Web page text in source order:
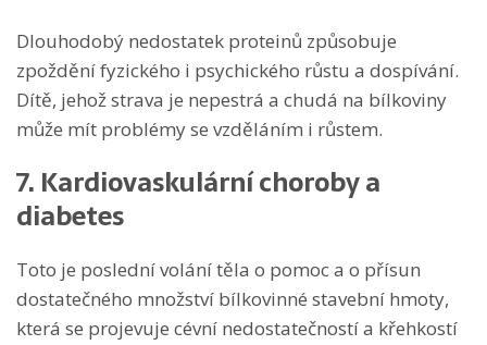
Dlouhodobý nedostatek proteinů způsobuje
zpoždění fyzického i psychického růstu a dospívání.
Dítě, jehož strava je nepestrá a chudá na bílkoviny
může mít problémy se vzděláním i růstem.
7. Kardiovaskulární choroby a
diabetes
Toto je poslední volání těla o pomoc a o přísun
dostatečného množství bílkovinné stavební hmoty,
která se projevuje cévní nedostatečností a křehkostí